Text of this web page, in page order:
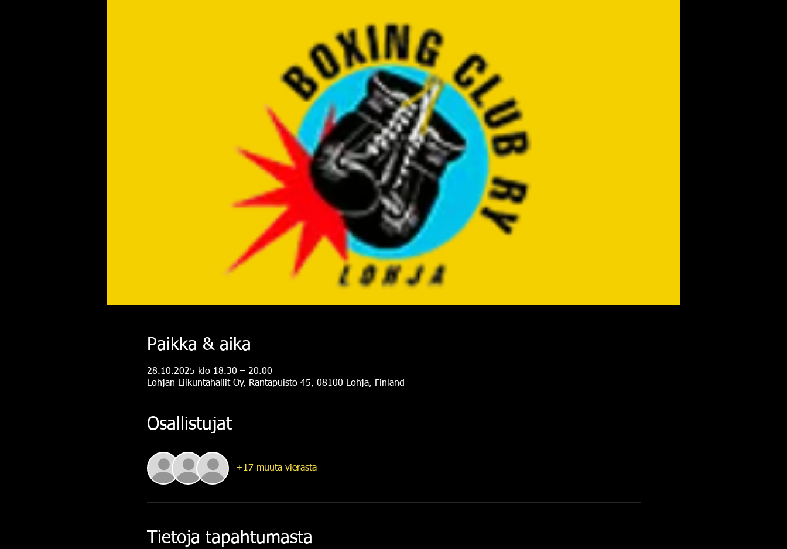
Paikka & aika
28.10.2025 klo 18.30 – 20.00
Lohjan Liikuntahallit Oy, Rantapuisto 45, 08100 Lohja, Finland
Osallistujat
+17 muuta vierasta
Tietoja tapahtumasta